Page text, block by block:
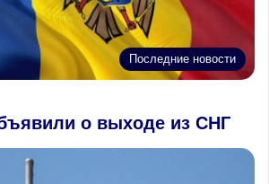
Последние новости
о выходе из СНГ